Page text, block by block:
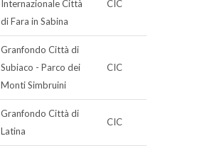
Internazionale Città
di Fara in Sabina
CIC
Granfondo Città di
Subiaco - Parco dei
Monti Simbruini
CIC
Granfondo Città di
Latina
CIC